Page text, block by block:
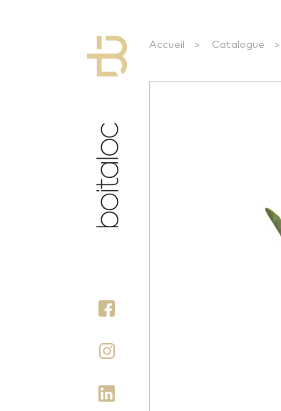
Accueil > Catalogue >